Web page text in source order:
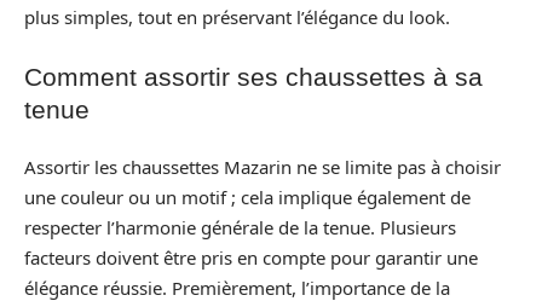
plus simples, tout en préservant l’élégance du look.
Comment assortir ses chaussettes à sa
tenue
Assortir les chaussettes Mazarin ne se limite pas à choisir
une couleur ou un motif ; cela implique également de
respecter l’harmonie générale de la tenue. Plusieurs
facteurs doivent être pris en compte pour garantir une
élégance réussie. Premièrement, l’importance de la